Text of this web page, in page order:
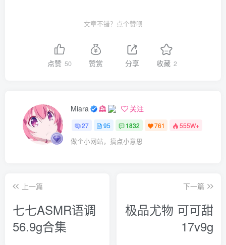
文章不错？点个赞呗
点赞 50 赞赏 分享 收藏 2
Miara 关注
27 95 1832 761 555W+
做个小网站，搞点小意思
上一篇
七七ASMR语调
56.9g合集
下一篇
极品尤物 可可甜
17v9g